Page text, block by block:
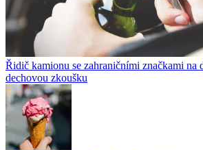
Řidič kamionu se zahraničními značkami na
dechovou zkoušku